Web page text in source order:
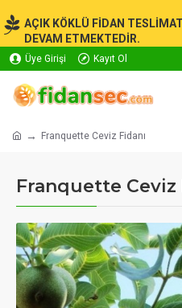
AÇIK KÖKLÜ FİDAN
DEVAM ETMEKTEDİR.
Üye Girişi Kayıt Ol
Franquette Ceviz Fidanı
Franquette Ceviz